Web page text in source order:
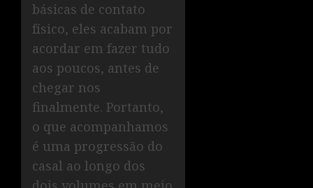
básicas de contato
físico, eles acabam por
acordar em fazer tudo
aos poucos, antes de
chegar nos
finalmente. Portanto,
o que acompanhamos
é uma progressão do
casal ao longo dos